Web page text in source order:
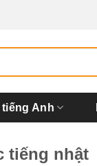
tiếng Anh
tiếng nhật